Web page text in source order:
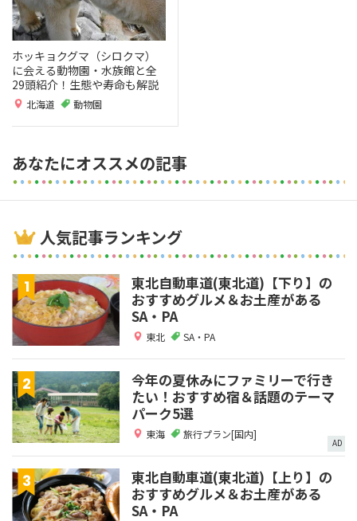
ホッキョクグマ（シロクマ）
に会える動物園・水族館と全
29頭紹介！生態や寿命も解説
北海道 動物園
あなたにオススメの記事
人気記事ランキング
東北自動車道(東北道)【下り】の
おすすめグルメ＆お土産がある
SA・PA
東北 SA・PA
今年の夏休みにファミリーで行き
たい！おすすめ宿＆話題のテーマ
パーク5選
東海 旅行プラン[国内]
AD
東北自動車道(東北道)【上り】の
おすすめグルメ＆お土産がある
SA・PA